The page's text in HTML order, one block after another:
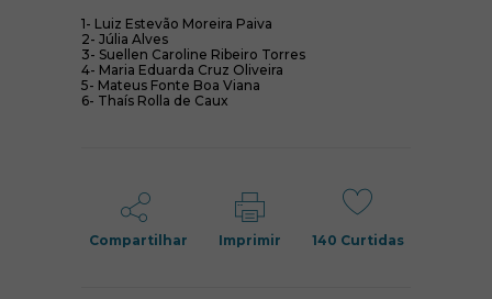
1- Luiz Estevão Moreira Paiva
2- Júlia Alves
3- Suellen Caroline Ribeiro Torres
4- Maria Eduarda Cruz Oliveira
5- Mateus Fonte Boa Viana
6- Thaís Rolla de Caux
Compartilhar Imprimir 140 Curtidas